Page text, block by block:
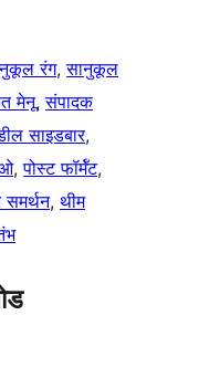
रंग, सानुकूल
मेनू, संपादक
साइडबार
, पोस्ट फॉर्मॅट
समर्थन, थीम